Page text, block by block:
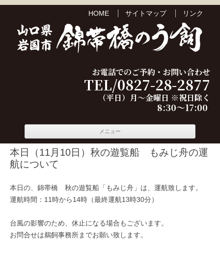
HOME サイトマップ リンク
お電話でのご予約・お問い合わせ
TEL/0827-28-2877
（平日）月～金曜日 ※祝日除く
8:30～17:00
メニュー
本日（11月10日）秋の遊覧船 もみじ舟の運
航について
本日の、錦帯橋 秋の遊覧船「もみじ舟」は、運航致します。
運航時間：11時から14時（最終運航13時30分）
台風の影響のため、休止になる場合もございます。
お問合せは鵜飼事務所までお願い致します。